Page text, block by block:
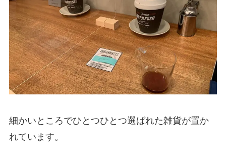
細かいところでひとつひとつ選ばれた雑貨が置か
れています。